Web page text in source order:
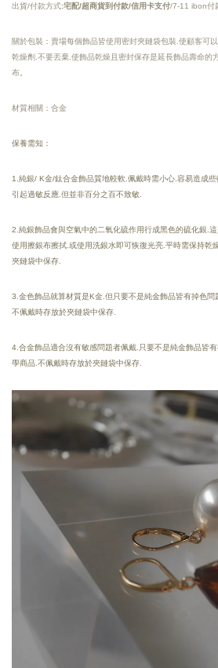
出貨/付款方式:宅配/超商貨到付款/信用卡支付/7-11 ibon付
關於包裝：賣場每個飾品皆使用密封夾鏈袋包裝.使顧客可
乾燥劑.不要丟棄.使飾品乾燥且密封保存是延長飾品壽命的
布。
材質相關：合金
保養需知：
1.純銀/ K金/鈦合金飾品質地較軟.佩戴時需小心.容易造成
引起過敏反應.但並非百分之百不致敏.
2.純銀飾品會與空氣中的二氧化硫作用行成黑色的硫化銀.
使用擦銀布擦拭.或使用洗銀水即可恢復光亮.平時需保持乾
夾鏈袋中保存.
3.金色飾品就算材質是K金.但只要不是純金飾品皆有掉色
不佩戴時存放於夾鏈袋中保存.
4.合金飾品適合沒有敏感問題者佩戴.只要不是純金飾品皆
學商品.不佩戴時存放於夾鏈袋中保存.